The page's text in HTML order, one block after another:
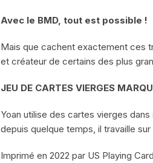
Avec le BMD, tout est possible !
Mais que cachent exactement ces
et créateur de certains des plus
JEU DE CARTES VIERGES
Yoan utilise des cartes vierges
depuis quelque temps, il travaille
Imprimé en 2022 par US Playing